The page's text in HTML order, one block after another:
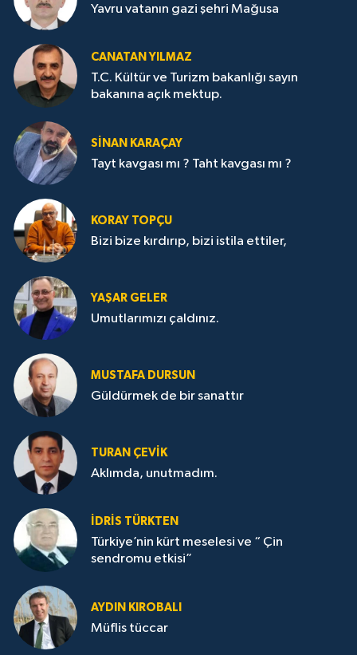
Yavru vatanın gazi şehri Mağusa
CANATAN YILMAZ
T.C. Kültür ve Turizm bakanlığı sayın
bakanına açık mektup.
SİNAN KARAÇAY
Tayt kavgası mı ? Taht kavgası mı ?
KORAY TOPÇU
Bizi bize kırdırıp, bizi istila ettiler,
YAŞAR GELER
Umutlarımızı çaldınız.
MUSTAFA DURSUN
Güldürmek de bir sanattır
TURAN ÇEVİK
Aklımda, unutmadım.
İDRİS TÜRKTEN
Türkiye’nin kürt meselesi ve “ Çin
sendromu etkisi”
AYDIN KIROBALI
Müflis tüccar